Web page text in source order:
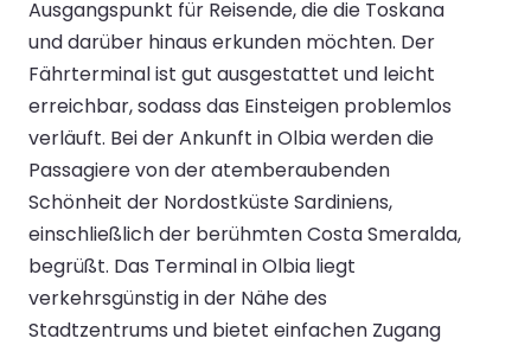
Ausgangspunkt für Reisende, die die Toskana
und darüber hinaus erkunden möchten. Der
Fährterminal ist gut ausgestattet und leicht
erreichbar, sodass das Einsteigen problemlos
verläuft. Bei der Ankunft in Olbia werden die
Passagiere von der atemberaubenden
Schönheit der Nordostküste Sardiniens,
einschließlich der berühmten Costa Smeralda,
begrüßt. Das Terminal in Olbia liegt
verkehrsgünstig in der Nähe des
Stadtzentrums und bietet einfachen Zugang